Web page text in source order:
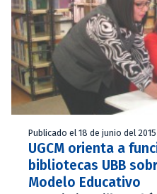
Publicado el 18 de junio del 2015
UGCM orienta a
bibliotecas UBB
Modelo Educativo